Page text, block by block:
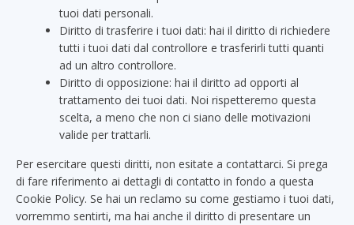
tuoi dati personali.
Diritto di trasferire i tuoi dati: hai il diritto di richiedere
tutti i tuoi dati dal controllore e trasferirli tutti quanti
ad un altro controllore.
Diritto di opposizione: hai il diritto ad opporti al
trattamento dei tuoi dati. Noi rispetteremo questa
scelta, a meno che non ci siano delle motivazioni
valide per trattarli.
Per esercitare questi diritti, non esitate a contattarci. Si prega
di fare riferimento ai dettagli di contatto in fondo a questa
Cookie Policy. Se hai un reclamo su come gestiamo i tuoi dati,
vorremmo sentirti, ma hai anche il diritto di presentare un